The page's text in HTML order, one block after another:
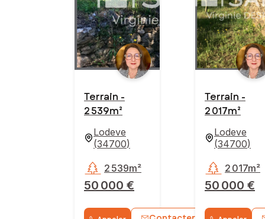
Terrain -
2 539m²
Lodeve
(34700)
50 000 €
2 539m²
Terrain -
2 017m²
Lodeve
(34700)
50 000 €
2 017m²